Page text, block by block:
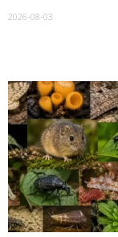
2026-08-03